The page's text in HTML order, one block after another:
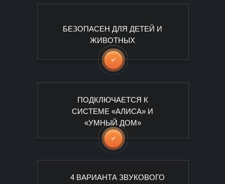
ПОДКЛЮЧАЕТСЯ К
СИСТЕМЕ «АЛИСА» И
«УМНЫЙ ДОМ»
4 ВАРИАНТА ЗВУКОВОГО
БЕЗОПАСЕН ДЛЯ ДЕТЕЙ И
ЖИВОТНЫХ